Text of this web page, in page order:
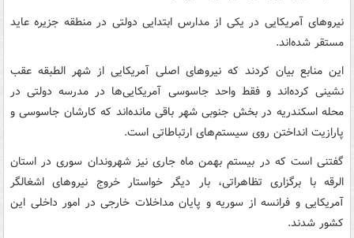
نیروهای آمریکایی در یکی از مدارس ابتدایی دولتی در منطقه جزیره عاید
مستقر شده‌اند.
این منابع بیان کردند که نیروهای اصلی آمریکایی از شهر الطبقه عقب
نشینی کرده‌اند و فقط واحد جاسوسی آمریکایی‌ها در مدرسه دولتی در
محله اسکندریه در بخش جنوبی شهر باقی مانده‌اند که کارشان جاسوسی و
پارازیت انداختن روی سیستم‌های ارتباطاتی است.
گفتنی است که در بیستم بهمن ماه جاری نیز شهروندان سوری در استان
الرقه با برگزاری تظاهراتی، بار دیگر خواستار خروج نیروهای اشغالگر
آمریکایی و فرانسه از سوریه و پایان مداخلات خارجی در امور داخلی این
کشور شدند.